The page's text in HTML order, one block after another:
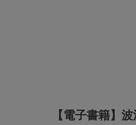
【電子書籍】